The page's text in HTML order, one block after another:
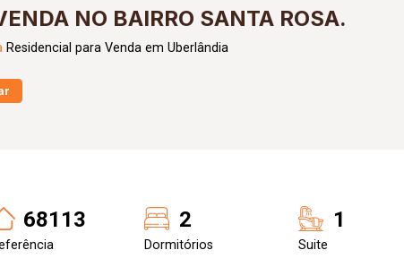
NO BAIRRO SANTA ROSA.
Residencial para Venda em Uberlândia
68113 2
Dormitórios
1
Suite